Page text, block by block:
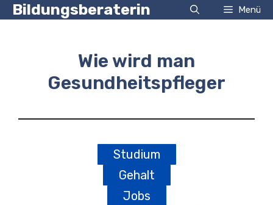
Zum
Inhalt
Bildungsberaterin Menü
Wie wird man
Gesundheitspfleger
Studium
Gehalt
Jobs